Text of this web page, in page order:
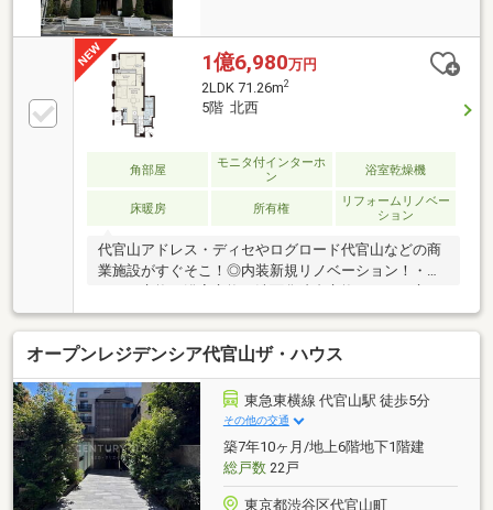
1億6,980万円
2LDK 71.26m2
5階 北西
角部屋
モニタ付インターホ
ン
浴室乾燥機
床暖房 所有権
リフォームリノベー
ション
代官山アドレス・ディセやログロード代官山などの商
業施設がすぐそこ！◎内装新規リノベーション！・キ
換・電気温水器新規交換・床暖房新規交換(LDK)・エ
アコン新規交換(全室) 等【マンション設備】エレベー
ター/防犯カメラ/オートロック/宅配ボックスモニター
付きインターホン/インターネット設備/敷地内ゴミ置
き場(24時間ゴミ出し可)～アフターサービス延長保証
あり～お引き渡し後に発生した対象設備の故障につい
ての修理・交換保証期間が通常２年のところ、５年に
延長可能！（※諸条件あり）詳細は担当者までお問合
せください！
オープンレジデンシア代官山ザ・ハウス
東急東横線 代官山駅 徒歩5分
その他の交通
築7年10ヶ月/地上6階地下1階建
総戸数22戸
東京都渋谷区代官山町